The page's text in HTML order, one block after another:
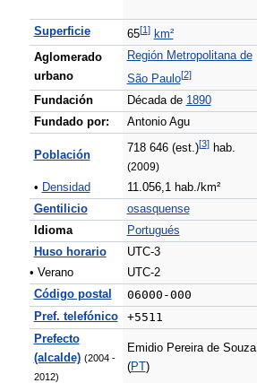
Superficie 65[1] km²
Aglomerado
urbano
Región Metropolitana de
São Paulo[2]
Fundación Década de 1890
Fundado por:
Antonio Agu
Población
718 646 (est.)[3]hab.
(2009)
• Densidad
11.056,1 hab./km²
Gentilicio
osasquense
Idioma
Portugués
Huso horario
UTC-3
• Verano
UTC-2
Código postal
06000-000
Pref. telefónico +5511
Prefecto
(alcalde) (2004 -
2012)
Emidio Pereira de Souza
(PT )